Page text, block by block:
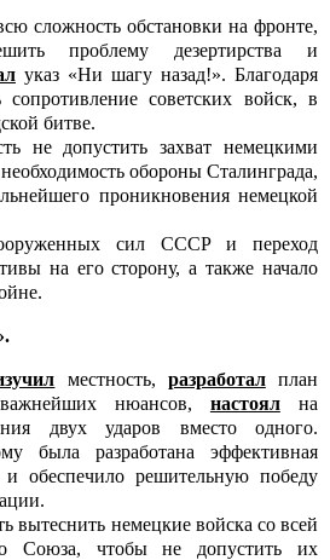
сложность обстановки на фронте,
проблему дезертирства и
указ «Ни шагу назад!». Благодаря
сопротивление советских войск, в
битве.
не допустить захват немецкими
обороны Сталинграда,
проникновения немецкой
сил СССР и переход
на его сторону, а также начало
местность, разработалплан
нюансов, настоялна
двух ударов вместо одного.
была разработана эффективная
и обеспечило решительную победу
вытеснить немецкие войска со всей
Союза, чтобы не допустить их